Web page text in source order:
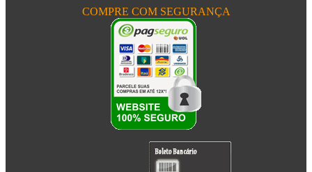
COMPRE COM SEGURANÇA